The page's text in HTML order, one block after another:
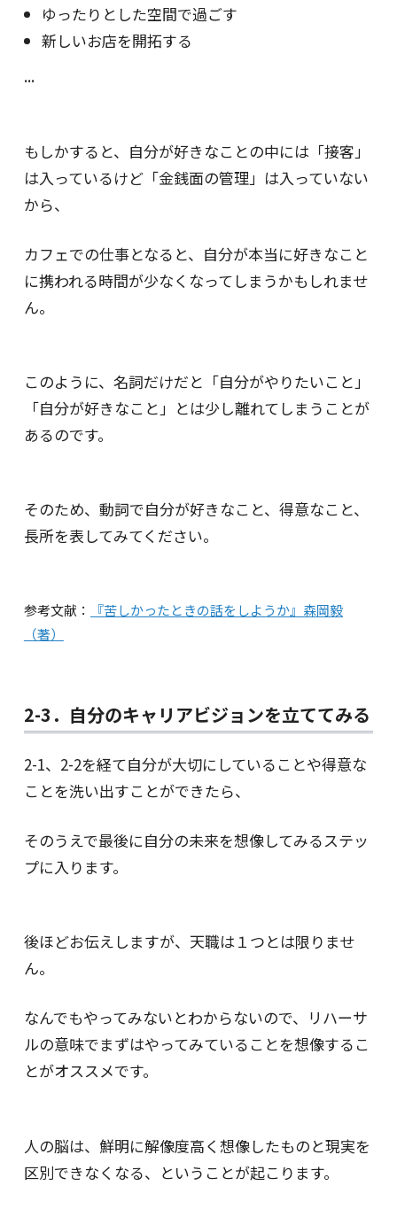
ゆったりとした空間で過ごす
新しいお店を開拓する
...
もしかすると、自分が好きなことの中には「接客」
は入っているけど「金銭面の管理」は入っていない
から、
カフェでの仕事となると、自分が本当に好きなこと
に携われる時間が少なくなってしまうかもしれませ
ん。
このように、名詞だけだと「自分がやりたいこと」
「自分が好きなこと」とは少し離れてしまうことが
あるのです。
そのため、動詞で自分が好きなこと、得意なこと、
長所を表してみてください。
参考文献：
『苦しかったときの話をしようか』森岡毅
（著）
2-3．自分のキャリアビジョンを立ててみる
2-1、2-2を経て自分が大切にしていることや得意な
ことを洗い出すことができたら、
そのうえで最後に自分の未来を想像してみるステッ
プに入ります。
後ほどお伝えしますが、天職は１つとは限りませ
ん。
なんでもやってみないとわからないので、リハーサ
ルの意味でまずはやってみていることを想像するこ
とがオススメです。
人の脳は、鮮明に解像度高く想像したものと現実を
区別できなくなる、ということが起こります。